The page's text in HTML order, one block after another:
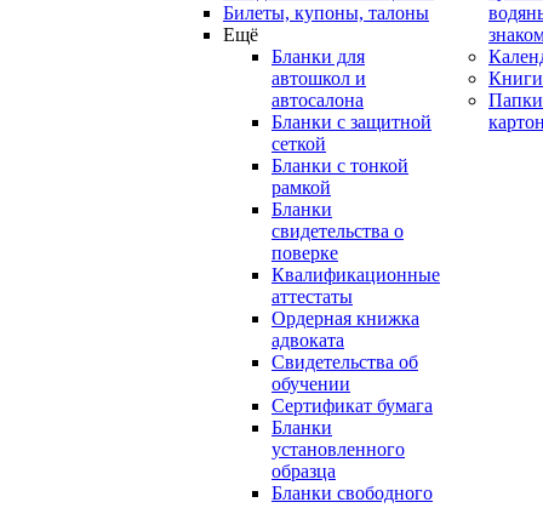
Билеты, купоны, талоны
Ещё
Бланки для
автошкол и
автосалона
Бланки с защитной
сеткой
Бланки с тонкой
рамкой
Бланки
свидетельства о
поверке
Квалификационные
аттестаты
Ордерная книжка
адвоката
Свидетельства об
обучении
Сертификат бумага
Бланки
установленного
образца
Бланки свободного
Книги
Папки